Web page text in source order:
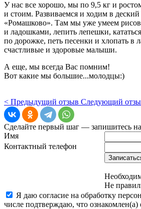
У нас все хорошо, мы по 9,5 кг и
и стоим. Развиваемся и ходим в
«Ромашково». Там мы уже умеем
и ладошками, лепить лепешки,
по дорожке, петь песенки и хлопать
счастливые и здоровые малыши.
А еще, мы всегда Вас помним!
Вот какие мы большие...молодцы:)
< Предыдущий отзыв Следующий
Сделайте первый шаг — запишитесь
Имя
Контактный телефон
Не
Я даю согласие на обработку
числе подтверждаю, что